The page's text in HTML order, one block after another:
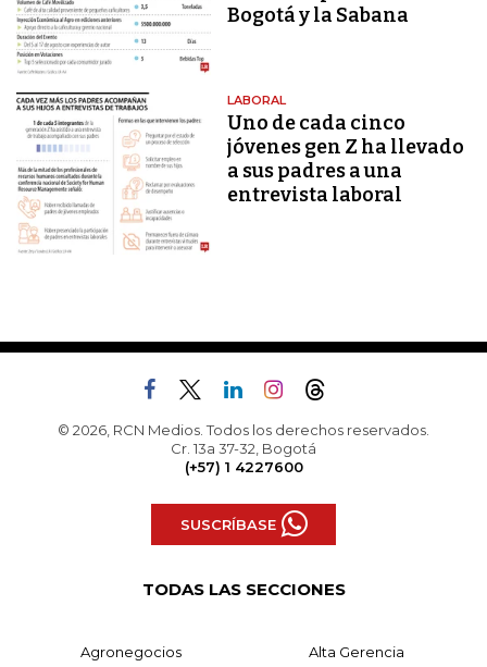
Bogotá y la Sabana
LABORAL
Uno de cada cinco
jóvenes gen Z ha llevado
a sus padres a una
entrevista laboral
© 2026, RCN Medios. Todos los derechos reservados.
Cr. 13a 37-32, Bogotá
(+57) 1 4227600
SUSCRÍBASE
TODAS LAS SECCIONES
Agronegocios Alta Gerencia